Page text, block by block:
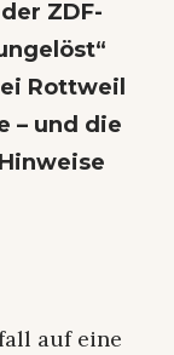
ZDF-
Rottweil
– und die
auf eine